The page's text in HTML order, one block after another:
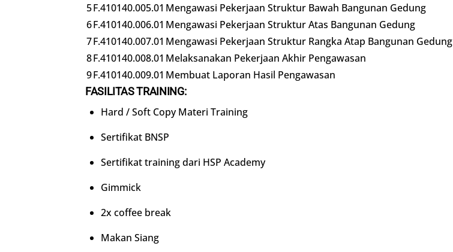
5F.410140.005.01 Mengawasi Pekerjaan Struktur Bawah Bangunan Gedung
6F.410140.006.01 Mengawasi Pekerjaan Struktur Atas Bangunan Gedung
7F.410140.007.01 Mengawasi Pekerjaan Struktur Rangka Atap Bangunan Gedung
8F.410140.008.01 Melaksanakan Pekerjaan Akhir Pengawasan
9F.410140.009.01 Membuat Laporan Hasil Pengawasan
FASILITAS TRAINING:
Hard / Soft Copy Materi Training
Sertifikat BNSP
Sertifikat training dari HSP Academy
Gimmick
2x coffee break
Makan Siang